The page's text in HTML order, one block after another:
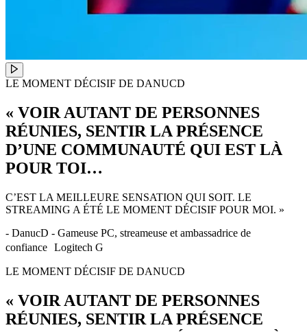
LE MOMENT DÉCISIF DE DANUCD
« VOIR AUTANT DE PERSONNES
RÉUNIES, SENTIR LA PRÉSENCE
D’UNE COMMUNAUTÉ QUI EST LÀ
POUR TOI…
C’EST LA MEILLEURE SENSATION QUI SOIT. LE
STREAMING A ÉTÉ LE MOMENT DÉCISIF POUR MOI. »
- DanucD - Gameuse PC, streameuse et ambassadrice de
confiance Logitech G
LE MOMENT DÉCISIF DE DANUCD
« VOIR AUTANT DE PERSONNES
RÉUNIES, SENTIR LA PRÉSENCE